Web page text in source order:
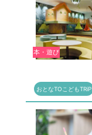
本・遊び
おとなTOこどもTRiP